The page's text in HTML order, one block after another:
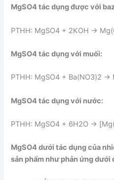
MgSO4 tác dụng được với
PTHH: MgSO4 + 2KOH →
MgSO4 tác dụng với muối:
PTHH: MgSO4 + Ba(NO3)2 →
MgSO4 tác dụng với nước:
PTHH: MgSO4 + 6H2O →
MgSO4 dưới tác dụng của
sản phẩm như phản ứng dưới